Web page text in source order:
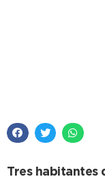
Tres habitantes